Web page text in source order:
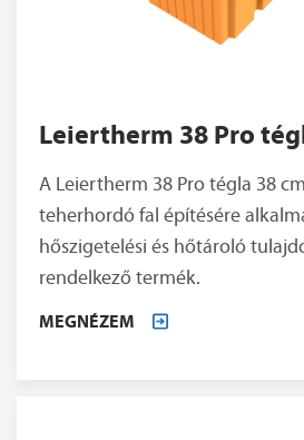
Leiertherm 38 Pro
A Leiertherm 38 Pro tégla 38
teherhordó fal építésére
hőszigetelési és hőtároló
rendelkező termék.
MEGNÉZEM